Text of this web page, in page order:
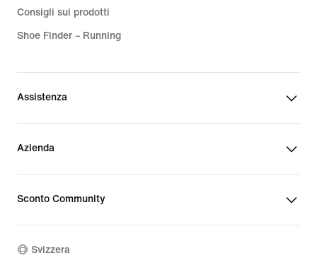
Consigli sui prodotti
Shoe Finder – Running
Assistenza
Azienda
Sconto Community
Svizzera